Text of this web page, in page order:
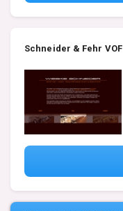
Schneider & Fehr VOF